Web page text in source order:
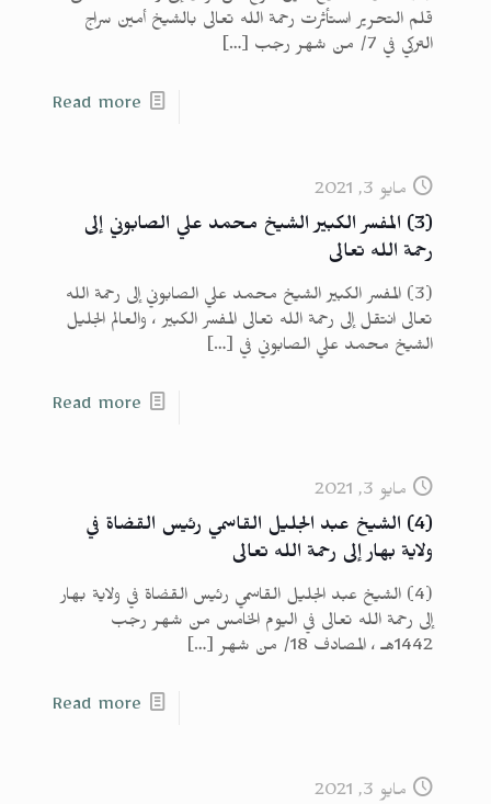
قلم التحرير استأثرت رحمة الله تعالى بالشيخ أمين سراج
التركي في 7/ من شهر رجب
[…]
Read more
مايو 3, 2021
(3) المفسر الكبير الشيخ محمد علي الصابوني إلى
رحمة الله تعالى
(3) المفسر الكبير الشيخ محمد علي الصابوني إلى رحمة الله
تعالى انتقل إلى رحمة الله تعالى المفسر الكبير ، والعالم الجليل
الشيخ محمد علي الصابوني في […]
Read more
مايو 3, 2021
(4) الشيخ عبد الجليل القاسمي رئيس القضاة في
ولاية بهار إلى رحمة الله تعالى
(4) الشيخ عبد الجليل القاسمي رئيس القضاة في ولاية بهار
إلى رحمة الله تعالى في اليوم الخامس من شهر رجب
1442هـ ، المصادف 18/ من شهر
[…]
Read more
مايو 3, 2021